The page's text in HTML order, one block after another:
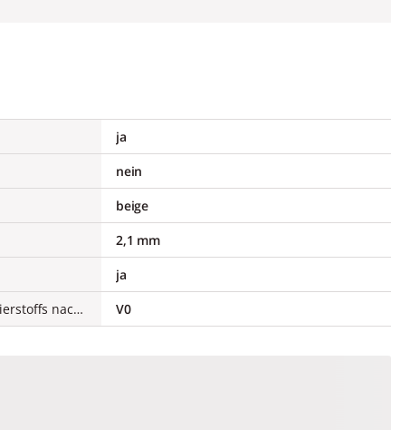
ja
nein
beige
2,1 mm
ja
Brennbarkeitsklasse des Isolierstoffs nach UL 94
V0